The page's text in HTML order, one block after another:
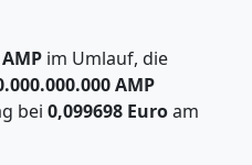
im Umlauf, die
AMP
bei 0,099698 Euroam